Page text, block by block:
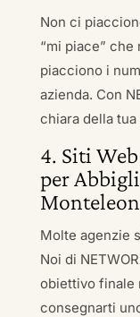
Non ci
“mi piace”
piacciono i
azienda. Con
chiara della
4. Siti
per
Molte agenzie
Noi di
obiettivo finale
consegnarti